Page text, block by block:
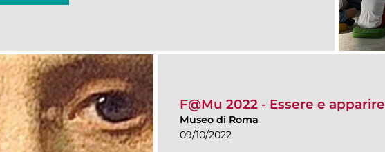
F@Mu 2022 - Essere e apparire
Museo di Roma
09/10/2022